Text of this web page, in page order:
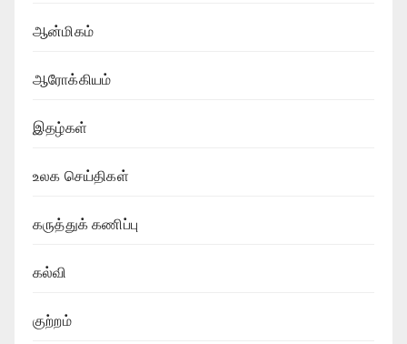
ஆன்மிகம்
ஆரோக்கியம்
இதழ்கள்
உலக செய்திகள்
கருத்துக் கணிப்பு
கல்வி
குற்றம்